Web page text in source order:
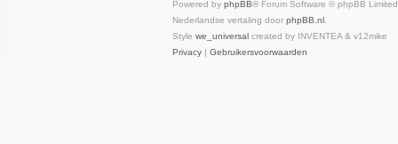
Powered by phpBB® Forum Software © phpBB Limited
Nederlandse vertaling door phpBB.nl.
Style we_universal created by INVENTEA & v12mike
Privacy | Gebruikersvoorwaarden